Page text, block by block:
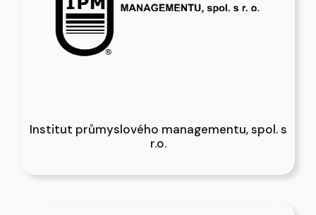
Institut průmyslového managementu, spol. s
r.o.